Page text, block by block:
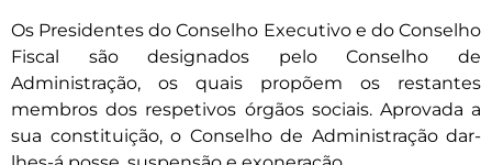
Os Presidentes do Conselho Executivo e do Conselho
Fiscal são designados pelo Conselho de
Administração, os quais propõem os restantes
membros dos respetivos órgãos sociais. Aprovada a
sua constituição, o Conselho de Administração dar-